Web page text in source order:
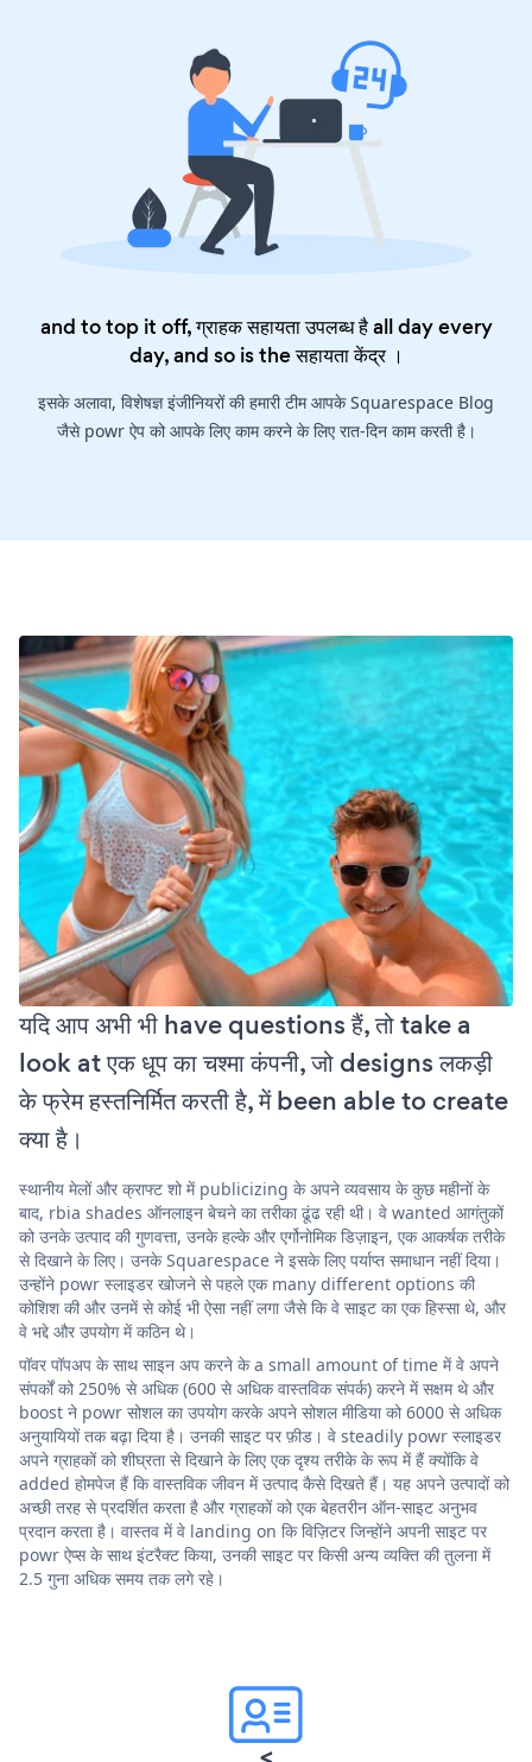
and to top it off, ग्राहक सहायता उपलब्ध है all day every
day, and so is theसहायता केंद्र।
इसके अलावा, विशेषज्ञ इंजीनियरों की हमारी टीम आपके Squarespace Blog
जैसे powr ऐप को आपके लिए काम करने के लिए रात-दिन काम करती है।
यदि आप अभी भी have questions हैं, तो take a
look at एक धूप का चश्मा कंपनी, जो designs लकड़ी
के फ्रेम हस्तनिर्मित करती है, में been able to create
क्या है।
स्थानीय मेलों और क्राफ्ट शो में publicizing के अपने व्यवसाय के कुछ महीनों के
बाद, rbia shades ऑनलाइन बेचने का तरीका ढूंढ रही थी। वे wanted आगंतुकों
को उनके उत्पाद की गुणवत्ता, उनके हल्के और एर्गोनोमिक डिज़ाइन, एक आकर्षक तरीके
से दिखाने के लिए। उनके Squarespace ने इसके लिए पर्याप्त समाधान नहीं दिया।
उन्होंने powr स्लाइडर खोजने से पहले एक many different options की
कोशिश की और उनमें से कोई भी ऐसा नहीं लगा जैसे कि वे साइट का एक हिस्सा थे, और
वे भद्दे और उपयोग में कठिन थे।
पॉवर पॉपअप के साथ साइन अप करने के a small amount of time में वे अपने
संपर्कों को 250% से अधिक (600 से अधिक वास्तविक संपर्क) करने में सक्षम थे और
boost ने powr सोशल का उपयोग करके अपने सोशल मीडिया को 6000 से अधिक
अनुयायियों तक बढ़ा दिया है। उनकी साइट पर फ़ीड। वे steadily powr स्लाइडर
अपने ग्राहकों को शीघ्रता से दिखाने के लिए एक दृश्य तरीके के रूप में हैं क्योंकि वे
added होमपेज हैं कि वास्तविक जीवन में उत्पाद कैसे दिखते हैं। यह अपने उत्पादों को
अच्छी तरह से प्रदर्शित करता है और ग्राहकों को एक बेहतरीन ऑन-साइट अनुभव
प्रदान करता है। वास्तव में वे landing on कि विज़िटर जिन्होंने अपनी साइट पर
powr ऐप्स के साथ इंटरैक्ट किया, उनकी साइट पर किसी अन्य व्यक्ति की तुलना में
2.5 गुना अधिक समय तक लगे रहे।